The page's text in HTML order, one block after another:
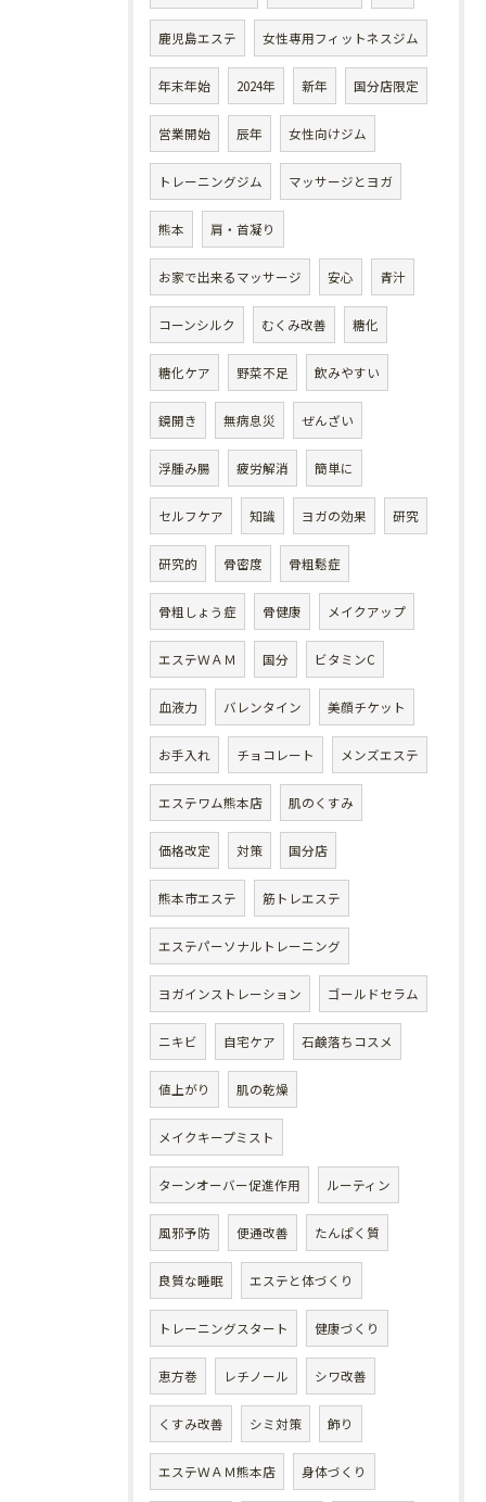
鹿児島エステ 女性専用フィットネスジム
年末年始 2024年 新年 国分店限定
営業開始 辰年 女性向けジム
トレーニングジム マッサージとヨガ
熊本 肩・首凝り
お家で出来るマッサージ 安心 青汁
コーンシルク むくみ改善 糖化
糖化ケア 野菜不足 飲みやすい
鏡開き 無病息災 ぜんざい
浮腫み腸 疲労解消 簡単に
セルフケア 知識 ヨガの効果 研究
研究的 骨密度 骨粗鬆症
骨粗しょう症 骨健康 メイクアップ
エステＷＡＭ 国分 ビタミンC
血液力 バレンタイン 美顔チケット
お手入れ チョコレート メンズエステ
エステワム熊本店 肌のくすみ
価格改定 対策 国分店
熊本市エステ 筋トレエステ
エステパーソナルトレーニング
ヨガインストレーション ゴールドセラム
ニキビ 自宅ケア 石鹸落ちコスメ
値上がり 肌の乾燥
メイクキープミスト
ターンオーバー促進作用 ルーティン
風邪予防 便通改善 たんぱく質
良質な睡眠 エステと体づくり
トレーニングスタート 健康づくり
恵方巻 レチノール シワ改善
くすみ改善 シミ対策 飾り
エステＷＡＭ熊本店 身体づくり